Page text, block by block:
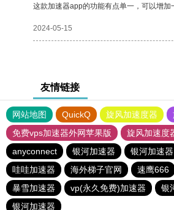
这款加速器app的功能有点单一，可以增加
2024-05-15
友情链接
网站地图 QuickQ 旋风加速度器
免费vps加速器外网苹果版
旋风加速度
anyconnect
银河加速器 银河加速器
哇哇加速器
海外梯子官网 速鹰666
暴雪加速器
vp(永久免费)加速器 银
银河加速器